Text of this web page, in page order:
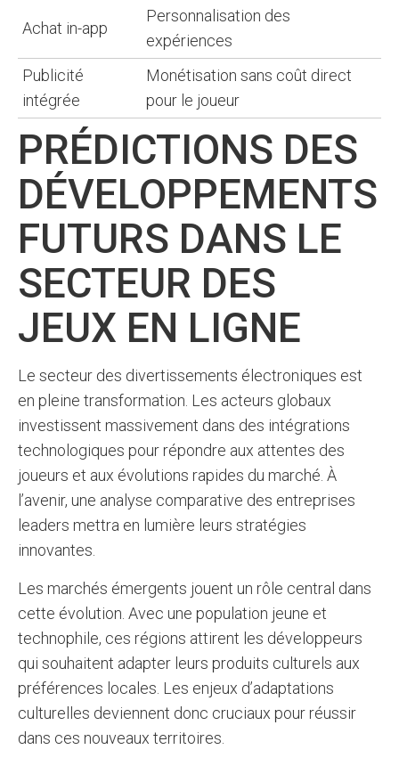
Achat in-app
Personnalisation des
expériences
Publicité
intégrée
Monétisation sans coût direct
pour le joueur
PRÉDICTIONS DES
DÉVELOPPEMENTS
FUTURS DANS LE
SECTEUR DES
JEUX EN LIGNE
Le secteur des divertissements électroniques est
en pleine transformation. Les acteurs globaux
investissent massivement dans des intégrations
technologiques pour répondre aux attentes des
joueurs et aux évolutions rapides du marché. À
l’avenir, une analyse comparative des entreprises
leaders mettra en lumière leurs stratégies
innovantes.
Les marchés émergents jouent un rôle central dans
cette évolution. Avec une population jeune et
technophile, ces régions attirent les développeurs
qui souhaitent adapter leurs produits culturels aux
préférences locales. Les enjeux d’adaptations
culturelles deviennent donc cruciaux pour réussir
dans ces nouveaux territoires.